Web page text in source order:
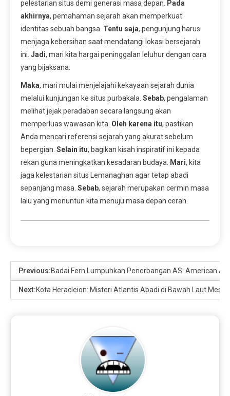
pelestarian situs demi generasi masa depan.
Pada
akhirnya, pemahaman sejarah akan memperkuat
identitas sebuah bangsa. Tentu saja, pengunjung harus
menjaga kebersihan saat mendatangi lokasi bersejarah
ini. Jadi, mari kita hargai peninggalan leluhur dengan cara
yang bijaksana.
Maka, mari mulai menjelajahi kekayaan sejarah dunia
melalui kunjungan ke situs purbakala. Sebab, pengalaman
melihat jejak peradaban secara langsung akan
memperluas wawasan kita. Oleh karena itu, pastikan
Anda mencari referensi sejarah yang akurat sebelum
bepergian. Selain itu, bagikan kisah inspiratif ini kepada
rekan guna meningkatkan kesadaran budaya.
Mari, kita
jaga kelestarian situs Lemanaghan agar tetap abadi
sepanjang masa. Sebab, sejarah merupakan cermin masa
lalu yang menuntun kita menuju masa depan cerah.
Previous:Badai Fern Lumpuhkan Penerbangan AS: American
Next:Kota Heracleion: Misteri Atlantis Abadi di Bawah Laut Mesir